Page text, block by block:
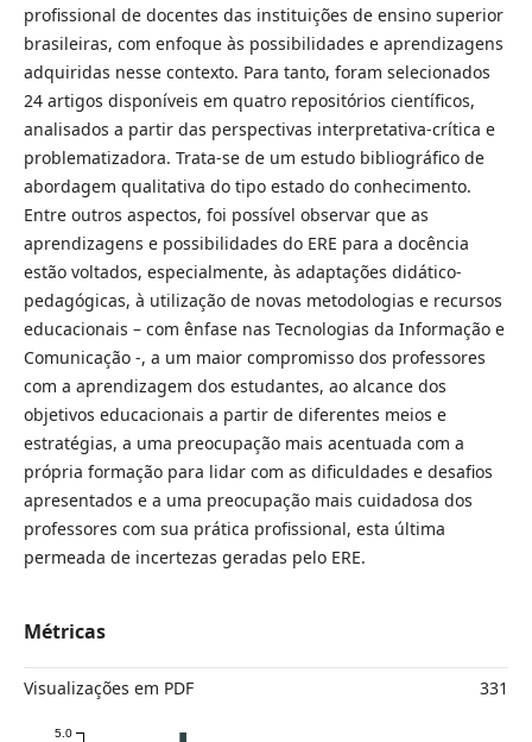
profissional de docentes das instituições de ensino superior
brasileiras, com enfoque às possibilidades e aprendizagens
adquiridas nesse contexto. Para tanto, foram selecionados
24 artigos disponíveis em quatro repositórios científicos,
analisados a partir das perspectivas interpretativa-crítica e
problematizadora. Trata-se de um estudo bibliográfico de
abordagem qualitativa do tipo estado do conhecimento.
Entre outros aspectos, foi possível observar que as
aprendizagens e possibilidades do ERE para a docência
estão voltados, especialmente, às adaptações didático-
pedagógicas, à utilização de novas metodologias e recursos
educacionais – com ênfase nas Tecnologias da Informação e
Comunicação -, a um maior compromisso dos professores
com a aprendizagem dos estudantes, ao alcance dos
objetivos educacionais a partir de diferentes meios e
estratégias, a uma preocupação mais acentuada com a
própria formação para lidar com as dificuldades e desafios
apresentados e a uma preocupação mais cuidadosa dos
professores com sua prática profissional, esta última
permeada de incertezas geradas pelo ERE.
Métricas
Visualizações em PDF 331
5.0